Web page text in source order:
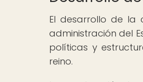
El desarrollo de la
administración del
políticas y
reino.